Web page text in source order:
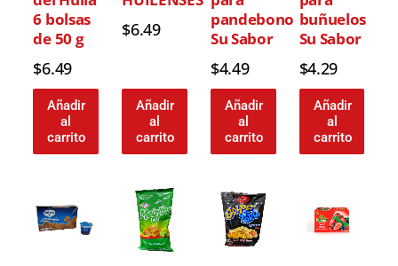
6 bolsas
de 50 g
$6.49
Añadir
al
carrito
$6.49
Añadir
al
carrito
pandebono
Su Sabor
$4.49
Añadir
al
carrito
buñuelos
Su Sabor
$4.29
Añadir
al
carrito